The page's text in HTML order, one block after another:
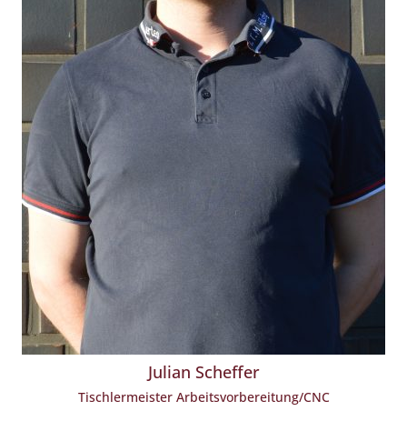
Julian Scheffer
Tischlermeister Arbeitsvorbereitung/CNC